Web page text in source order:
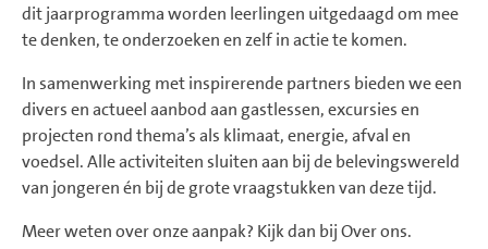
dit jaarprogramma worden leerlingen uitgedaagd om mee
te denken, te onderzoeken en zelf in actie te komen.
In samenwerking met inspirerende partners bieden we een
divers en actueel aanbod aan gastlessen, excursies en
projecten rond thema’s als klimaat, energie, afval en
voedsel. Alle activiteiten sluiten aan bij de belevingswereld
van jongeren én bij de grote vraagstukken van deze tijd.
Meer weten over onze aanpak? Kijk dan bij Over ons.